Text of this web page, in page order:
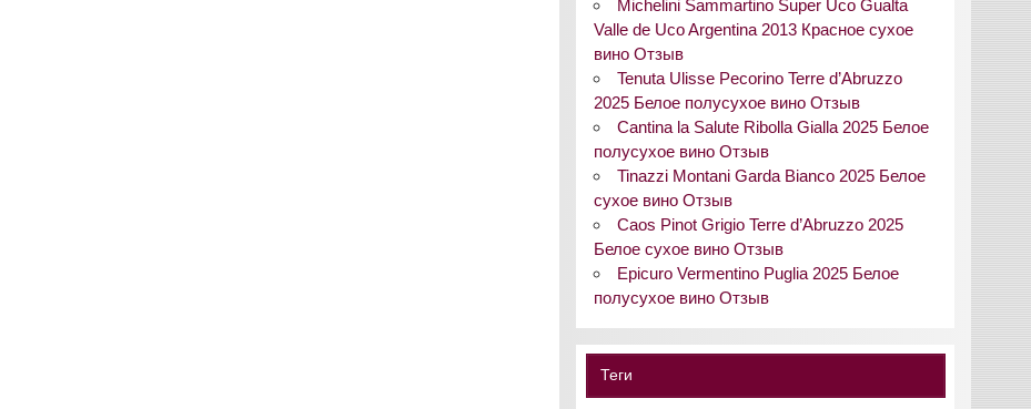
Michelini Sammartino Super Uco Gualta
Valle de Uco Argentina 2013 Красное сухое
вино Отзыв
Tenuta Ulisse Pecorino Terre d’Abruzzo
2025 Белое полусухое вино Отзыв
Cantina la Salute Ribolla Gialla 2025 Белое
полусухое вино Отзыв
Tinazzi Montani Garda Bianco 2025 Белое
сухое вино Отзыв
Caos Pinot Grigio Terre d’Abruzzo 2025
Белое сухое вино Отзыв
Epicuro Vermentino Puglia 2025 Белое
полусухое вино Отзыв
Теги